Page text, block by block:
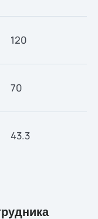
120
70
43.3